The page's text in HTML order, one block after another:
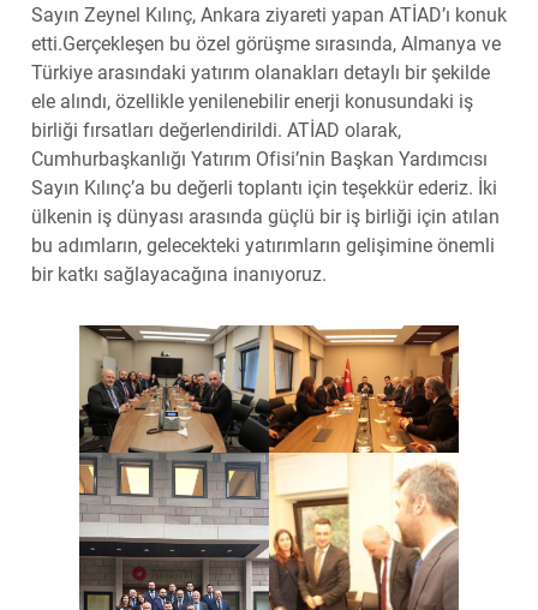
Sayın Zeynel Kılınç, Ankara ziyareti yapan ATİAD’ı konuk
etti.Gerçekleşen bu özel görüşme sırasında, Almanya ve
Türkiye arasındaki yatırım olanakları detaylı bir şekilde
ele alındı, özellikle yenilenebilir enerji konusundaki iş
birliği fırsatları değerlendirildi. ATİAD olarak,
Cumhurbaşkanlığı Yatırım Ofisi’nin Başkan Yardımcısı
Sayın Kılınç’a bu değerli toplantı için teşekkür ederiz. İki
ülkenin iş dünyası arasında güçlü bir iş birliği için atılan
bu adımların, gelecekteki yatırımların gelişimine önemli
bir katkı sağlayacağına inanıyoruz.